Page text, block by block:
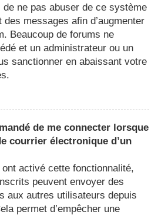
ne pas abuser de ce système
messages afin d’augmenter
Beaucoup de forums ne
et un administrateur ou un
sanctionner en abaissant votre
de me connecter lorsque
courrier électronique d’un
activé cette fonctionnalité,
peuvent envoyer des
aux autres utilisateurs depuis
permet d’empêcher une